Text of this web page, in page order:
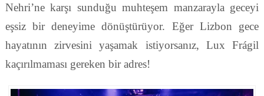
Nehri’ne karşı sunduğu muhteşem manzarayla geceyi
eşsiz bir deneyime dönüştürüyor. Eğer Lizbon gece
hayatının zirvesini yaşamak istiyorsanız, Lux Frágil
kaçırılmaması gereken bir adres!